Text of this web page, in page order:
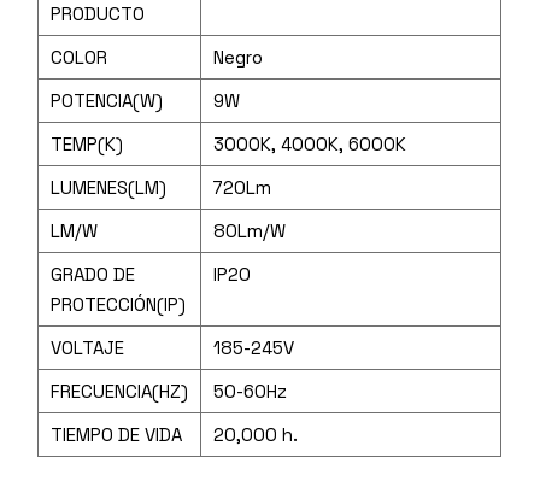
PRODUCTO
COLOR
Negro
POTENCIA(W)
9W
TEMP(K)
3000K, 4000K, 6000K
LUMENES(LM)
720Lm
LM/W
80Lm/W
GRADO DE
PROTECCIÓN(IP)
IP20
VOLTAJE
185-245V
FRECUENCIA(HZ)
50-60Hz
TIEMPO DE VIDA
20,000 h.